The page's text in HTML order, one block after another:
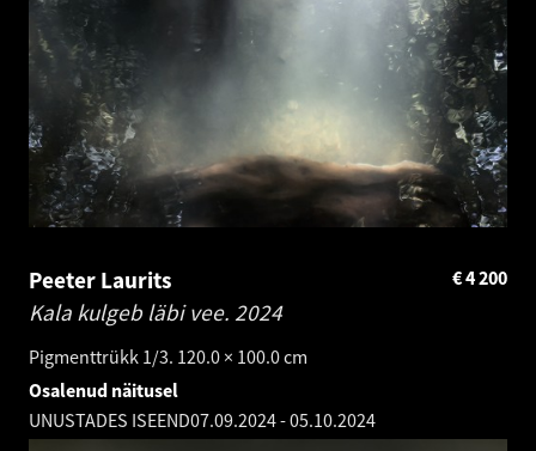
Peeter Laurits
Kala kulgeb läbi vee. 2024
Pigmenttrükk 1/3. 120.0 × 100.0 cm
4 200
€
Osalenud näitusel
UNUSTADES ISEEND07.09.2024-05.10.2024